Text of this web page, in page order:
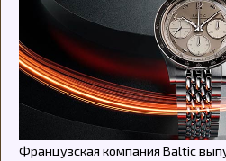
Французская компания Baltic